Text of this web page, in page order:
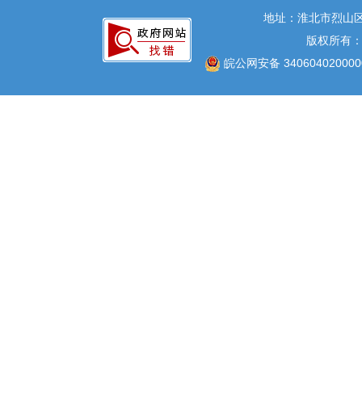
地址：淮北市烈山
版权所有
皖公网安备